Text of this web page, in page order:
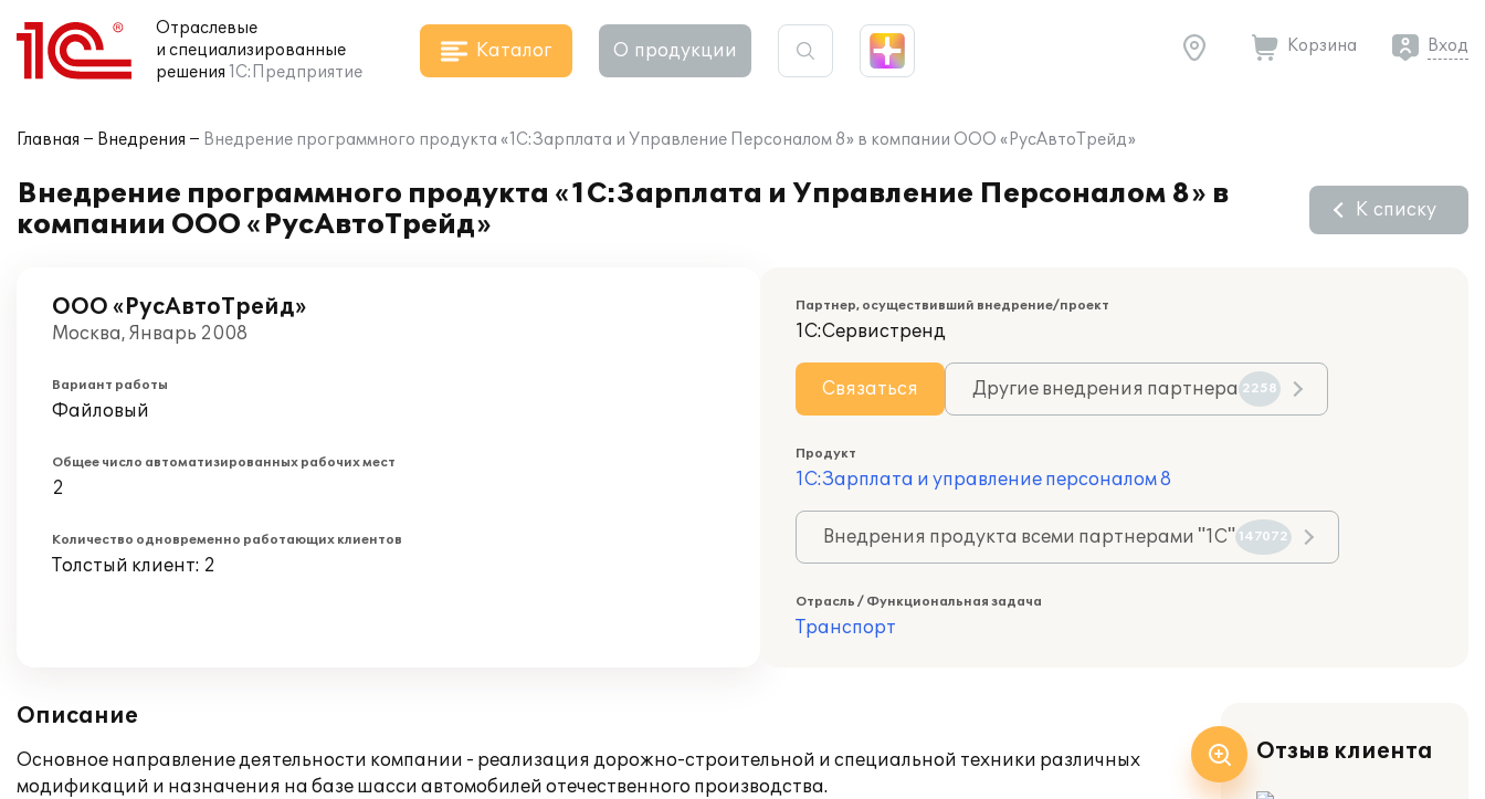
Отраслевые
и специализированные
решения 1С:Предприятие
Каталог О продукции Корзина Вход
Главная Внедрения Внедрение программного продукта «1С:Зарплата и Управление Персоналом 8» в компании ООО «РусАвтоТрейд»
Внедрение программного продукта «1С:Зарплата и Управление Персоналом 8» в
компании ООО «РусАвтоТрейд»
К списку
ООО «РусАвтоТрейд»
Москва, Январь 2008
Вариант работы
Файловый
Общее число автоматизированных рабочих мест
2
Количество одновременно работающих клиентов
Толстый клиент: 2
Партнер, осуществивший внедрение/проект
1С:Сервистренд
Связаться Другие внедрения партнера 2258
Продукт
1С:Зарплата и управление персоналом 8
Внедрения продукта всеми партнерами "1С" 147072
Отрасль / Функциональная задача
Транспорт
Описание
Основное направление деятельности компании - реализация дорожно-строительной и специальной техники различных
модификаций и назначения на базе шасси автомобилей отечественного производства.
Отзыв клиента